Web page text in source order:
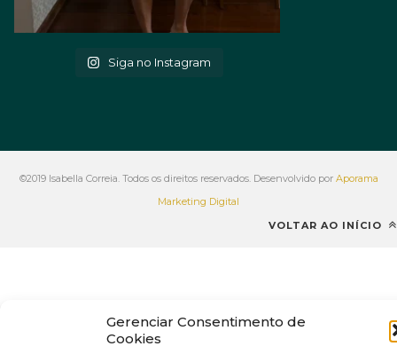
Gerenciar Consentimento de
Cookies
Siga no Instagram
©2019 Isabella Correia. Todos os direitos reservados. Desenvolvido por Aporama
Marketing Digital
VOLTAR AO INÍCIO